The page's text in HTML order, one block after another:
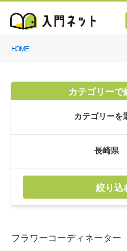
HOME
カテゴリーで
絞り込
フラワーコーディネーター